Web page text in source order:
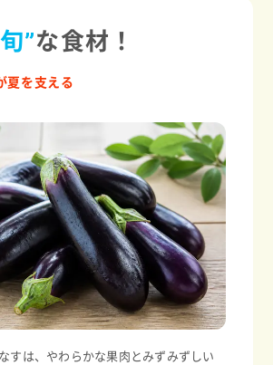
”な食材！
夏を支える
すは、やわらかな果肉とみずみずしい